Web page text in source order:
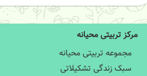
مرکز تربیتی محیانه
مجموعه تربیتی محیانه
سبک زندگی تشکیلاتی